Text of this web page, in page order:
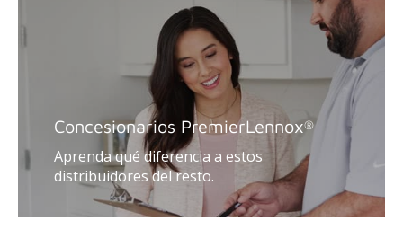
Concesionarios PremierLennox®
Aprenda qué diferencia a estos
distribuidores del resto.